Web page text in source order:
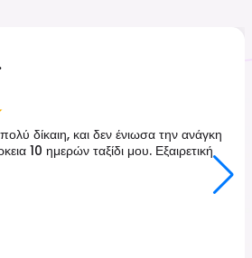
δίκαιη, και δεν ένιωσα την ανάγκη
10 ημερών ταξίδι μου. Εξαιρετική